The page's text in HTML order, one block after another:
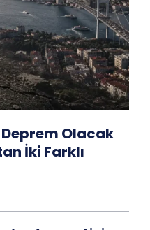
Olacak
İki Farklı